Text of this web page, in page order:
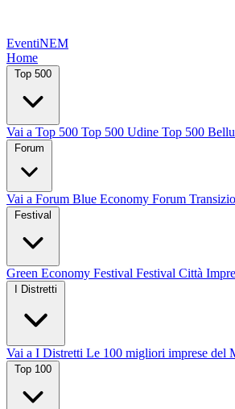
EventiNEM
Home
Top 500
Vai a Top 500 Top 500 Udine Top 500
Forum
Vai a Forum Blue Economy Forum
Festival
Green Economy Festival Festival Città
I Distretti
Vai a I Distretti Le 100 migliori imprese del
Top 100